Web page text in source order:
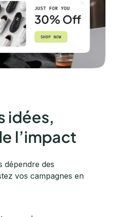
idées,
l’impact
dépendre des
vos campagnes en